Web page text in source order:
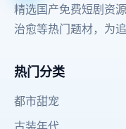
精选国产免费短剧资
治愈等热门题材，为
热门分类
都市甜宠